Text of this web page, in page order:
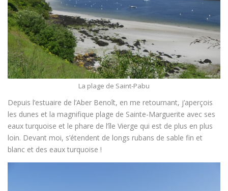
La plage de Saint-Pabu
Depuis l’estuaire de l’Aber Benoît, en me retournant, j’aperçois
les dunes et la magnifique plage de Sainte-Marguerite avec ses
eaux turquoise et le phare de l’île Vierge qui est de plus en plus
loin. Devant moi, s’étendent de longs rubans de sable fin et
blanc et des eaux turquoise !